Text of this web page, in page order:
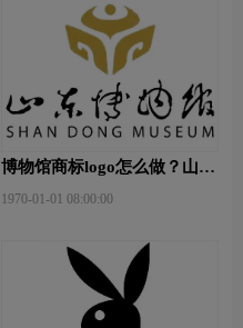
博物馆商标logo怎么做？山东
logo设计
1970-01-01 08:00:00